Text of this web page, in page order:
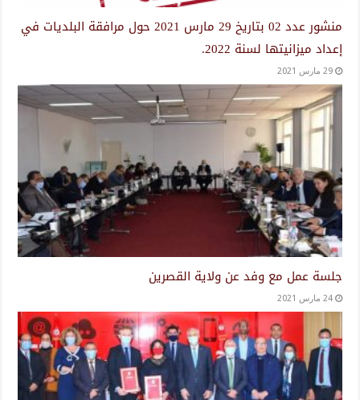
منشور عدد 02 بتاريخ 29 مارس 2021 حول مرافقة البلديات في
إعداد ميزانيتها لسنة 2022.
29 مارس 2021
جلسة عمل مع وفد عن ولاية القصرين
24 مارس 2021